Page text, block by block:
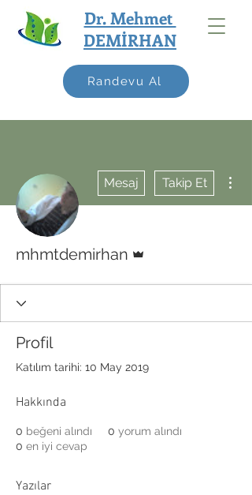
Dr. Mehmet
DEMİRHAN
Randevu Al
Mesaj Takip Et
mhmtdemirhan
Profil
Katılım tarihi: 10 May 2019
Hakkında
0 beğeni alındı 0 yorum alındı
0 en iyi cevap
Yazılar